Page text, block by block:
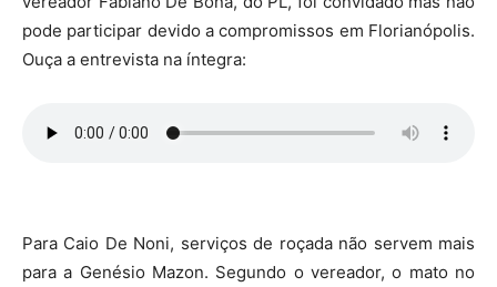
pode participar devido a compromissos em Florianópolis.
Ouça a entrevista na íntegra:
Para Caio De Noni, serviços de roçada não servem mais
para a Genésio Mazon. Segundo o vereador, o mato no